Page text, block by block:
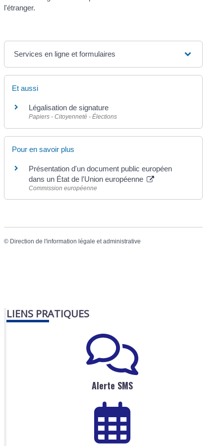
l'étranger.
Services en ligne et formulaires
Et aussi
Légalisation de signature
Papiers - Citoyenneté - Élections
Pour en savoir plus
Présentation d'un document public européen
dans un État de l'Union européenne
Commission européenne
© Direction de l'information légale et administrative
LIENS PRATIQUES
Alerte SMS